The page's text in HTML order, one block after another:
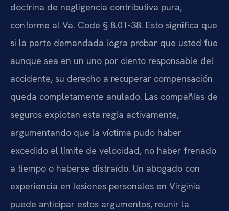
doctrina de negligencia contributiva pura,
conforme al Va. Code § 8.01-38. Esto significa que
si la parte demandada logra probar que usted fue
aunque sea en un uno por ciento responsable del
accidente, su derecho a recuperar compensación
queda completamente anulado. Las compañías de
seguros explotan esta regla activamente,
argumentando que la víctima pudo haber
excedido el límite de velocidad, no haber frenado
a tiempo o haberse distraído. Un abogado con
experiencia en lesiones personales en Virginia
puede anticipar estos argumentos, reunir la